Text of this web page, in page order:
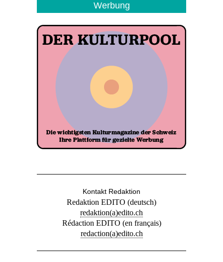
Werbung
Kontakt Redaktion
Redaktion EDITO (deutsch)
redaktion(a)edito.ch
Rédaction EDITO (en français)
redaction(a)edito.ch